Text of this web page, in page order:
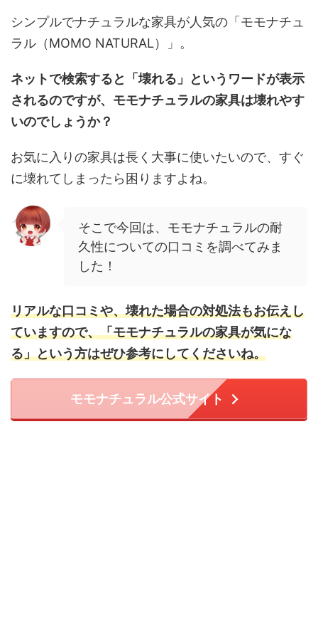
シンプルでナチュラルな家具が人気の「モモナチュ
ラル（MOMO NATURAL）」。
ネットで検索すると「壊れる」というワードが表示
されるのですが、モモナチュラルの家具は壊れやす
いのでしょうか？
お気に入りの家具は長く大事に使いたいので、すぐ
に壊れてしまったら困りますよね。
そこで今回は、モモナチュラルの耐
久性についての口コミを調べてみま
した！
リアルな口コミや、壊れた場合の対処法もお伝えし
ていますので、「モモナチュラルの家具が気にな
る」という方はぜひ参考にしてくださいね。
モモナチュラル公式サイト